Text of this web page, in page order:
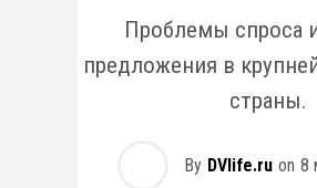
Проблемы спроса
предложения в
страны.
By DVlife.ru on 8